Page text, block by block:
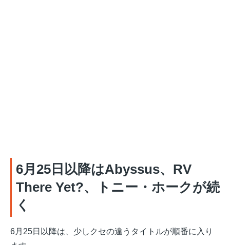
6月25日以降はAbyssus、RV
There Yet?、トニー・ホークが続
く
6月25日以降は、少しクセの違うタイトルが順番に入り